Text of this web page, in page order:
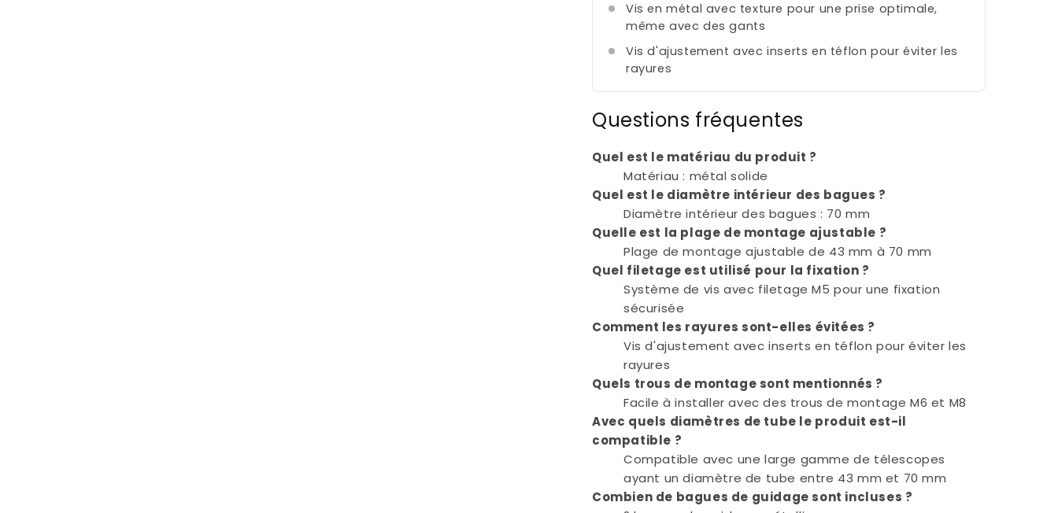
Vis en métal avec texture pour une prise optimale,
même avec des gants
Vis d'ajustement avec inserts en téflon pour éviter les
rayures
Questions fréquentes
Quel est le matériau du produit ?
Matériau : métal solide
Quel est le diamètre intérieur des bagues ?
Diamètre intérieur des bagues : 70 mm
Quelle est la plage de montage ajustable ?
Plage de montage ajustable de 43 mm à 70 mm
Quel filetage est utilisé pour la fixation ?
Système de vis avec filetage M5 pour une fixation
sécurisée
Comment les rayures sont-elles évitées ?
Vis d'ajustement avec inserts en téflon pour éviter les
rayures
Quels trous de montage sont mentionnés ?
Facile à installer avec des trous de montage M6 et M8
Avec quels diamètres de tube le produit est-il
compatible ?
Compatible avec une large gamme de télescopes
ayant un diamètre de tube entre 43 mm et 70 mm
Combien de bagues de guidage sont incluses ?